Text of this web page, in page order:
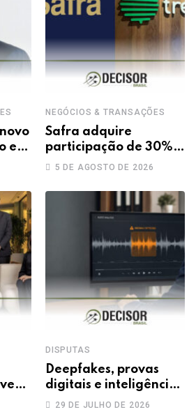
e
NEGÓCIOS & TRANSAÇÕES
Safra adquire
participação de 30%
na Treecorp
5 DE AGOSTO DE 2026
DISPUTAS
Deepfakes, provas
digitais e inteligência
artificial: novos
29 DE JULHO DE 2026